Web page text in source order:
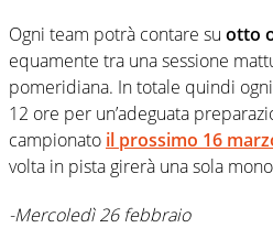
Ogni team potrà contare su otto
equamente tra una sessione
pomeridiana. In totale quindi
12 ore per un’adeguata
campionato il prossimo 16
volta in pista girerà una sola
-Mercoledì 26 febbraio